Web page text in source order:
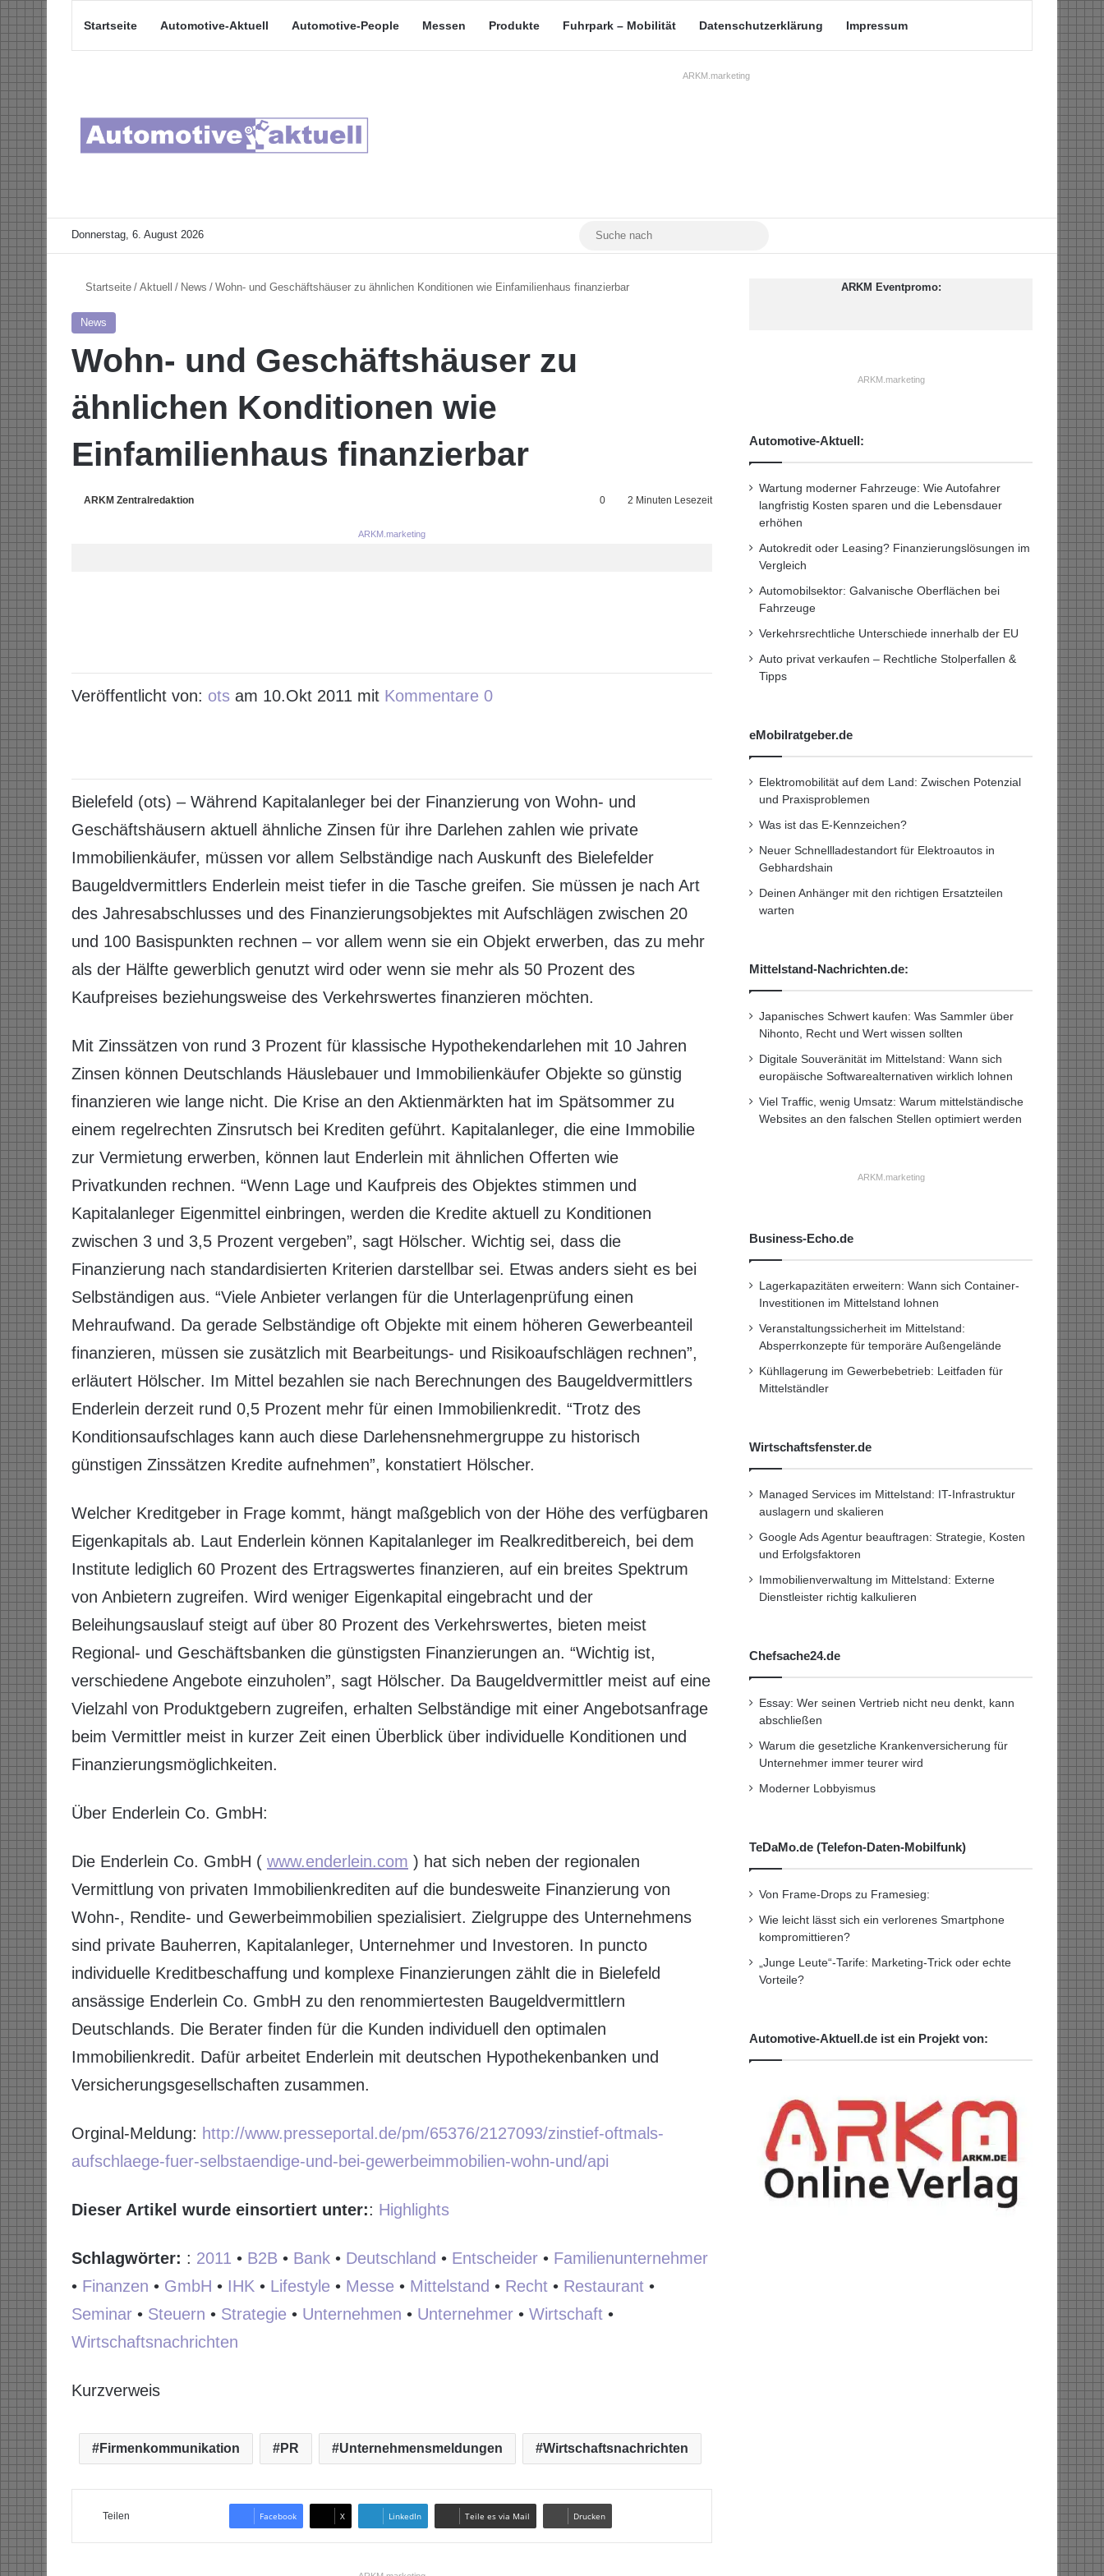
Startseite Automotive-Aktuell Automotive-People Messen Produkte Fuhrpark – Mobilität Datenschutzerklärung Impressum
ARKM.marketing
Donnerstag, 6. August 2026 YouTubeMastodon
Startseite / Aktuell / News / Wohn- und Geschäftshäuser zu ähnlichen Konditionen wie Einfamilienhaus finanzierbar
News
Wohn- und Geschäftshäuser zu
ähnlichen Konditionen wie
Einfamilienhaus finanzierbar
ARKM Zentralredaktion 0 2 Minuten Lesezeit
ARKM.marketing
Veröffentlicht von: ots am 10.Okt 2011 mit Kommentare 0
Bielefeld (ots) – Während Kapitalanleger bei der Finanzierung von Wohn- und
Geschäftshäusern aktuell ähnliche Zinsen für ihre Darlehen zahlen wie private
Immobilienkäufer, müssen vor allem Selbständige nach Auskunft des Bielefelder
Baugeldvermittlers Enderlein meist tiefer in die Tasche greifen. Sie müssen je nach Art
des Jahresabschlusses und des Finanzierungsobjektes mit Aufschlägen zwischen 20
und 100 Basispunkten rechnen – vor allem wenn sie ein Objekt erwerben, das zu mehr
als der Hälfte gewerblich genutzt wird oder wenn sie mehr als 50 Prozent des
Kaufpreises beziehungsweise des Verkehrswertes finanzieren möchten.
Mit Zinssätzen von rund 3 Prozent für klassische Hypothekendarlehen mit 10 Jahren
Zinsen können Deutschlands Häuslebauer und Immobilienkäufer Objekte so günstig
finanzieren wie lange nicht. Die Krise an den Aktienmärkten hat im Spätsommer zu
einem regelrechten Zinsrutsch bei Krediten geführt. Kapitalanleger, die eine Immobilie
zur Vermietung erwerben, können laut Enderlein mit ähnlichen Offerten wie
Privatkunden rechnen. “Wenn Lage und Kaufpreis des Objektes stimmen und
Kapitalanleger Eigenmittel einbringen, werden die Kredite aktuell zu Konditionen
zwischen 3 und 3,5 Prozent vergeben”, sagt Hölscher. Wichtig sei, dass die
Finanzierung nach standardisierten Kriterien darstellbar sei. Etwas anders sieht es bei
Selbständigen aus. “Viele Anbieter verlangen für die Unterlagenprüfung einen
Mehraufwand. Da gerade Selbständige oft Objekte mit einem höheren Gewerbeanteil
finanzieren, müssen sie zusätzlich mit Bearbeitungs- und Risikoaufschlägen rechnen”,
erläutert Hölscher. Im Mittel bezahlen sie nach Berechnungen des Baugeldvermittlers
Enderlein derzeit rund 0,5 Prozent mehr für einen Immobilienkredit. “Trotz des
Konditionsaufschlages kann auch diese Darlehensnehmergruppe zu historisch
günstigen Zinssätzen Kredite aufnehmen”, konstatiert Hölscher.
Welcher Kreditgeber in Frage kommt, hängt maßgeblich von der Höhe des verfügbaren
Eigenkapitals ab. Laut Enderlein können Kapitalanleger im Realkreditbereich, bei dem
Institute lediglich 60 Prozent des Ertragswertes finanzieren, auf ein breites Spektrum
von Anbietern zugreifen. Wird weniger Eigenkapital eingebracht und der
Beleihungsauslauf steigt auf über 80 Prozent des Verkehrswertes, bieten meist
Regional- und Geschäftsbanken die günstigsten Finanzierungen an. “Wichtig ist,
verschiedene Angebote einzuholen”, sagt Hölscher. Da Baugeldvermittler meist auf eine
Vielzahl von Produktgebern zugreifen, erhalten Selbständige mit einer Angebotsanfrage
beim Vermittler meist in kurzer Zeit einen Überblick über individuelle Konditionen und
Finanzierungsmöglichkeiten.
Über Enderlein Co. GmbH:
Die Enderlein Co. GmbH ( www.enderlein.com ) hat sich neben der regionalen
Vermittlung von privaten Immobilienkrediten auf die bundesweite Finanzierung von
Wohn-, Rendite- und Gewerbeimmobilien spezialisiert. Zielgruppe des Unternehmens
sind private Bauherren, Kapitalanleger, Unternehmer und Investoren. In puncto
individuelle Kreditbeschaffung und komplexe Finanzierungen zählt die in Bielefeld
ansässige Enderlein Co. GmbH zu den renommiertesten Baugeldvermittlern
Deutschlands. Die Berater finden für die Kunden individuell den optimalen
Immobilienkredit. Dafür arbeitet Enderlein mit deutschen Hypothekenbanken und
Versicherungsgesellschaften zusammen.
Orginal-Meldung: http://www.presseportal.de/pm/65376/2127093/zinstief-oftmals-
aufschlaege-fuer-selbstaendige-und-bei-gewerbeimmobilien-wohn-und/api
Dieser Artikel wurde einsortiert unter:: Highlights
Schlagwörter: : 2011 • B2B • Bank • Deutschland • Entscheider • Familienunternehmer
• Finanzen • GmbH • IHK • Lifestyle • Messe • Mittelstand • Recht • Restaurant •
Seminar • Steuern • Strategie • Unternehmen • Unternehmer • Wirtschaft •
Wirtschaftsnachrichten
Kurzverweis
Firmenkommunikation PR Unternehmensmeldungen Wirtschaftsnachrichten
Teilen Facebook X LinkedIn Teile es via Mail Drucken
ARKM Eventpromo:
ARKM.marketing
Automotive-Aktuell:
Wartung moderner Fahrzeuge: Wie Autofahrer
langfristig Kosten sparen und die Lebensdauer
erhöhen
Autokredit oder Leasing? Finanzierungslösungen im
Vergleich
Automobilsektor: Galvanische Oberflächen bei
Fahrzeuge
Verkehrsrechtliche Unterschiede innerhalb der EU
Auto privat verkaufen – Rechtliche Stolperfallen &
Tipps
eMobilratgeber.de
Elektromobilität auf dem Land: Zwischen Potenzial
und Praxisproblemen
Was ist das E-Kennzeichen?
Neuer Schnellladestandort für Elektroautos in
Gebhardshain
Deinen Anhänger mit den richtigen Ersatzteilen
warten
Mittelstand-Nachrichten.de:
Japanisches Schwert kaufen: Was Sammler über
Nihonto, Recht und Wert wissen sollten
Digitale Souveränität im Mittelstand: Wann sich
europäische Softwarealternativen wirklich lohnen
Viel Traffic, wenig Umsatz: Warum mittelständische
Websites an den falschen Stellen optimiert werden
ARKM.marketing
Business-Echo.de
Lagerkapazitäten erweitern: Wann sich Container-
Investitionen im Mittelstand lohnen
Veranstaltungssicherheit im Mittelstand:
Absperrkonzepte für temporäre Außengelände
Kühllagerung im Gewerbebetrieb: Leitfaden für
Mittelständler
Wirtschaftsfenster.de
Managed Services im Mittelstand: IT-Infrastruktur
auslagern und skalieren
Google Ads Agentur beauftragen: Strategie, Kosten
und Erfolgsfaktoren
Immobilienverwaltung im Mittelstand: Externe
Dienstleister richtig kalkulieren
Chefsache24.de
Essay: Wer seinen Vertrieb nicht neu denkt, kann
abschließen
Warum die gesetzliche Krankenversicherung für
Unternehmer immer teurer wird
Moderner Lobbyismus
TeDaMo.de (Telefon-Daten-Mobilfunk)
Von Frame-Drops zu Framesieg:
Wie leicht lässt sich ein verlorenes Smartphone
kompromittieren?
„Junge Leute“-Tarife: Marketing-Trick oder echte
Vorteile?
Automotive-Aktuell.de ist ein Projekt von: